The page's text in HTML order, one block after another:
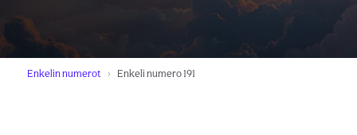
Enkelin numerot Enkeli numero 191